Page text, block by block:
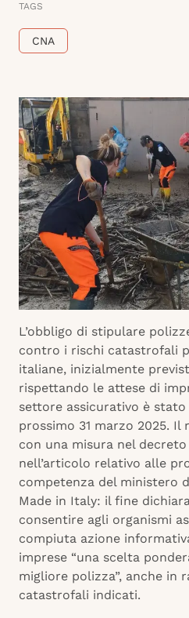
TAGS
CNA
L’obbligo di stipulare
contro i rischi catastrofali
italiane, inizialmente
rispettando le attese di
settore assicurativo è
prossimo 31 marzo 2025.
con una misura nel
nell’articolo relativo alle
competenza del ministero
Made in Italy: il fine
consentire agli organismi
compiuta azione
imprese “una scelta
migliore polizza”, anche in
catastrofali indicati.